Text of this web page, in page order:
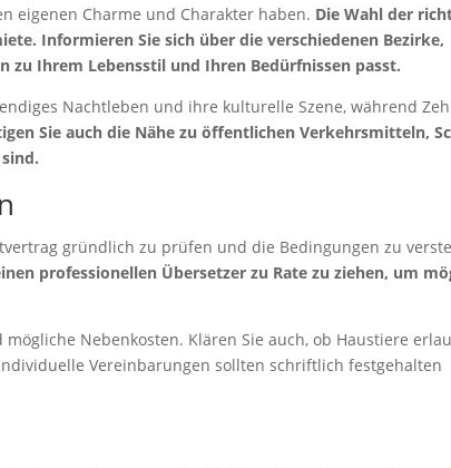
eigenen Charme und Charakter haben. Die Wahl der
Informieren Sie sich über die verschiedenen Bezirke,
zu Ihrem Lebensstil und Ihren Bedürfnissen passt.
Nachtleben und ihre kulturelle Szene, während
Sie auch die Nähe zu öffentlichen Verkehrsmitteln,
gründlich zu prüfen und die Bedingungen zu
professionellen Übersetzer zu Rate zu ziehen, um
Nebenkosten. Klären Sie auch, ob Haustiere
Vereinbarungen sollten schriftlich festgehalten